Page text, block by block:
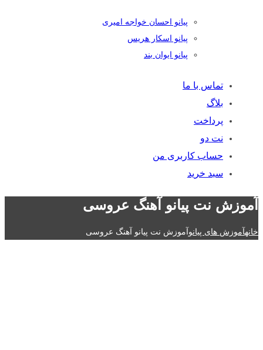
پیانو احسان خواجه امیری
پیانو اسکار هریس
پیانو ایوان بند
تماس با ما
بلاگ
پرداخت
نت دو
حساب کاربری من
سبد خرید
آموزش نت پیانو آهنگ عروسی
خانهآموزش های پیانوآموزش نت پیانو آهنگ عروسی